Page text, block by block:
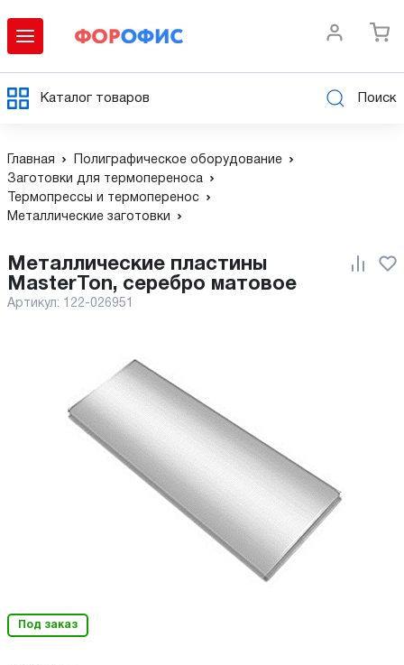
Каталог товаров Поиск
Главная
Полиграфическое оборудование
Заготовки для термопереноса
Термопрессы и термоперенос
Металлические заготовки
Металлические пластины
MasterTon, серебро матовое
Артикул: 122-026951
Под заказ